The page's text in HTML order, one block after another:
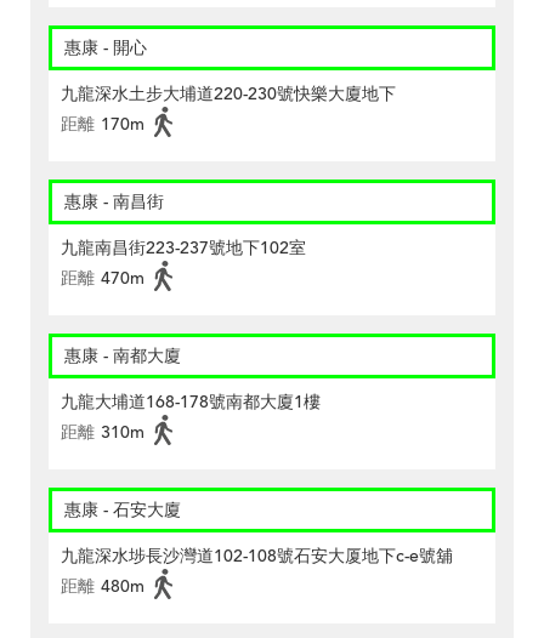
惠康 - 開心
九龍深水土步大埔道220-230號快樂大廈地下
距離 170m
惠康 - 南昌街
九龍南昌街223-237號地下102室
距離 470m
惠康 - 南都大廈
九龍大埔道168-178號南都大廈1樓
距離 310m
惠康 - 石安大廈
九龍深水埗長沙灣道102-108號石安大厦地下c-e號舖
距離 480m